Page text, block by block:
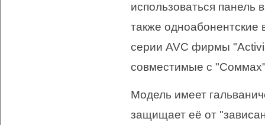
использоваться
также
серии AVC фирмы
совместимые с
Модель имеет
защищает её от